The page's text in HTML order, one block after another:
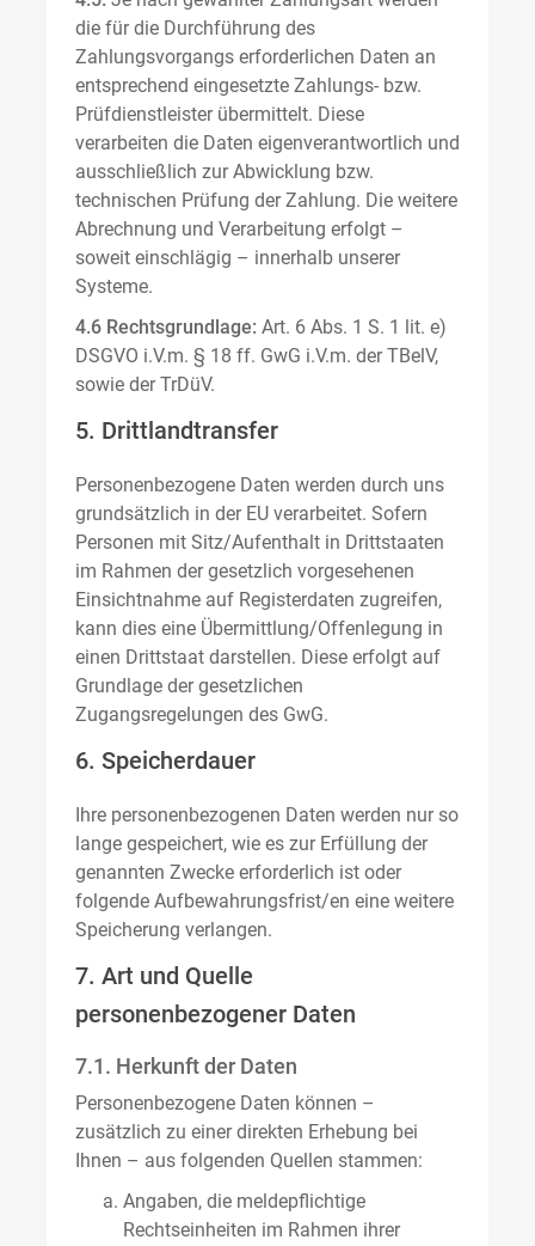
die für die Durchführung des
Zahlungsvorgangs erforderlichen Daten an
entsprechend eingesetzte Zahlungs- bzw.
Prüfdienstleister übermittelt. Diese
verarbeiten die Daten eigenverantwortlich und
ausschließlich zur Abwicklung bzw.
technischen Prüfung der Zahlung. Die weitere
Abrechnung und Verarbeitung erfolgt –
soweit einschlägig – innerhalb unserer
Systeme.
4.6 Rechtsgrundlage: Art. 6 Abs. 1 S. 1 lit. e)
DSGVO i.V.m. § 18 ff. GwG i.V.m. der TBelV,
sowie der TrDüV.
5. Drittlandtransfer
Personenbezogene Daten werden durch uns
grundsätzlich in der EU verarbeitet. Sofern
Personen mit Sitz/Aufenthalt in Drittstaaten
im Rahmen der gesetzlich vorgesehenen
Einsichtnahme auf Registerdaten zugreifen,
kann dies eine Übermittlung/Offenlegung in
einen Drittstaat darstellen. Diese erfolgt auf
Grundlage der gesetzlichen
Zugangsregelungen des GwG.
6. Speicherdauer
Ihre personenbezogenen Daten werden nur so
lange gespeichert, wie es zur Erfüllung der
genannten Zwecke erforderlich ist oder
folgende Aufbewahrungsfrist/en eine weitere
Speicherung verlangen.
7. Art und Quelle
personenbezogener Daten
7.1. Herkunft der Daten
Personenbezogene Daten können –
zusätzlich zu einer direkten Erhebung bei
Ihnen – aus folgenden Quellen stammen:
Angaben, die meldepflichtige
Rechtseinheiten im Rahmen ihrer